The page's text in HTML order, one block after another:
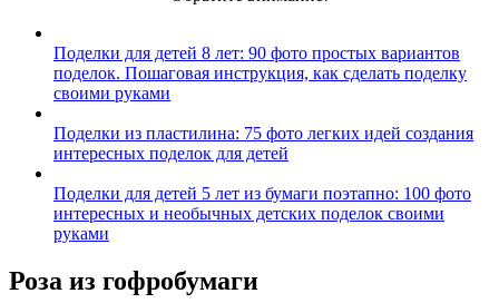
Поделки для детей 8 лет: 90 фото простых вариантов
поделок. Пошаговая инструкция, как сделать поделку
своими руками
Поделки из пластилина: 75 фото легких идей создания
интересных поделок для детей
Поделки для детей 5 лет из бумаги поэтапно: 100 фото
интересных и необычных детских поделок своими
руками
Роза из гофробумаги